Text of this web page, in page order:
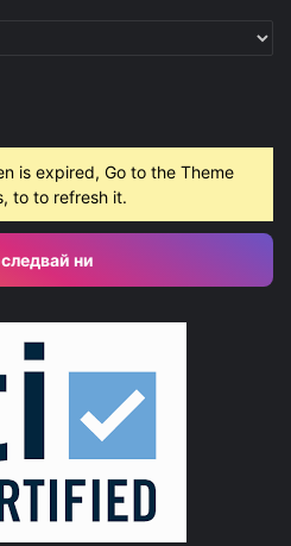
is expired, Go to the Theme
to to refresh it.
ни